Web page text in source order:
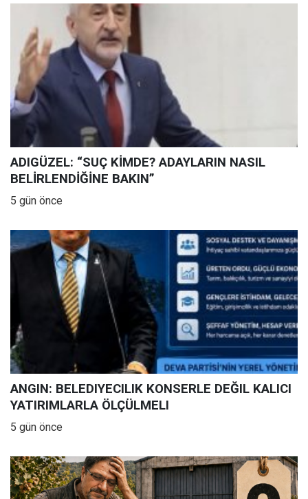
ADIGÜZEL: “SUÇ KİMDE? ADAYLARIN NASIL
BELİRLENDİĞİNE BAKIN”
5 gün önce
ANGIN: BELEDIYECILIK KONSERLE DEĞIL KALICI
YATIRIMLARLA ÖLÇÜLMELI
5 gün önce